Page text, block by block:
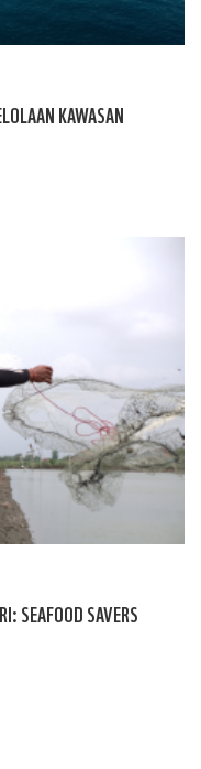
KAWASAN
SEAFOOD SAVERS